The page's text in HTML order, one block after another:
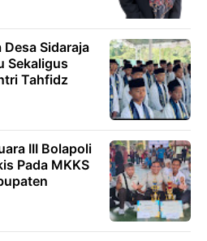
Sidaraja
Sekaligus
Tahfidz
III Bolapoli
Pada MKKS